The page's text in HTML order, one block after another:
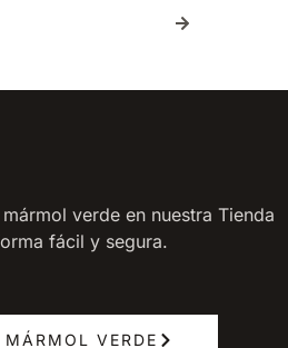
verde en nuestra Tienda
fácil y segura.
VERDE